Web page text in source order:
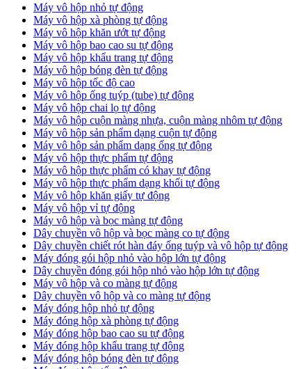
Máy vô hộp nhỏ tự động
Máy vô hộp xà phòng tự động
Máy vô hộp khăn ướt tự động
Máy vô hộp bao cao su tự động
Máy vô hộp khẩu trang tự động
Máy vô hộp bóng đèn tự động
Máy vô hộp tốc độ cao
Máy vô hộp ống tuýp (tube) tự động
Máy vô hộp chai lọ tự động
Máy vô hộp cuộn màng nhựa, cuộn màng nhôm tự động
Máy vô hộp sản phẩm dạng cuộn tự động
Máy vô hộp sản phẩm dạng ống tự động
Máy vô hộp thực phẩm tự động
Máy vô hộp thực phẩm có khay tự động
Máy vô hộp thực phẩm dạng khối tự động
Máy vô hộp khăn giấy tự động
Máy vô hộp vỉ tự động
Máy vô hộp và bọc màng tự động
Dây chuyền vô hộp và bọc màng co tự động
Dây chuyền chiết rót hàn đáy ống tuýp và vô hộp tự động
Máy đóng gói hộp nhỏ vào hộp lớn tự động
Dây chuyền đóng gói hộp nhỏ vào hộp lớn tự động
Máy vô hộp và co màng tự động
Dây chuyền vô hộp và co màng tự động
Máy đóng hộp nhỏ tự động
Máy đóng hộp xà phòng tự động
Máy đóng hộp bao cao su tự động
Máy đóng hộp khẩu trang tự động
Máy đóng hộp bóng đèn tự động